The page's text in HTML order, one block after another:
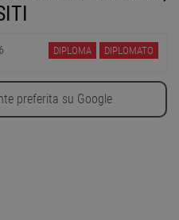
DIPLOMA DIPLOMATO
preferita su Google